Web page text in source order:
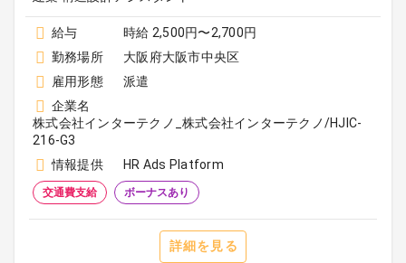
給与
時給 2,500円〜2,700円
勤務場所
大阪府大阪市中央区
雇用形態
派遣
企業名
株式会社インターテクノ_株式会社インターテクノ/HJIC-
216-G3
情報提供
HR Ads Platform
交通費支給 ボーナスあり
詳細を見る